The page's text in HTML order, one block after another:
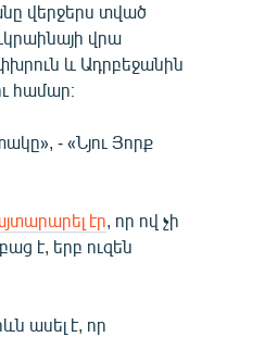
վերջերս տված
վրա
և Ադրբեջանին
համար։
- «Նյու Յորք
էր, որ ով չի
է, երբ ուզեն
ասել է, որ